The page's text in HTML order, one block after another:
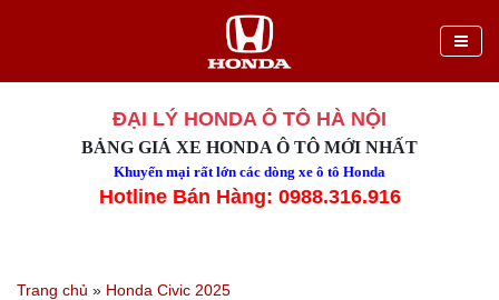
ĐẠI LÝ HONDA Ô TÔ HÀ NỘI
BẢNG GIÁ XE HONDA Ô TÔ MỚI NHẤT
Khuyến mại rất lớn các dòng xe ô tô Honda
Hotline Bán Hàng: 0988.316.916
Trang chủ » Honda Civic 2025